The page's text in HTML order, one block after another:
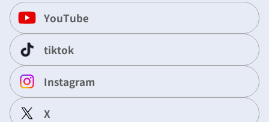
YouTube
tiktok
Instagram
X